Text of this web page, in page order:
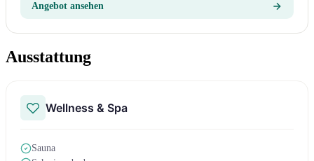
Angebot ansehen
Ausstattung
Wellness & Spa
Sauna